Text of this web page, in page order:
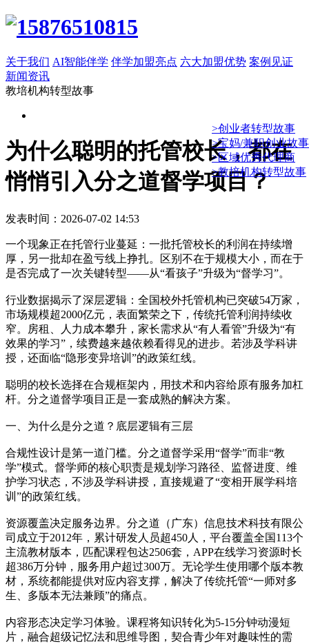
关于我们 AI智能伴学 伴学加盟亮点 六大加盟优势 案例见证
新闻资讯
教培机构转型故事
>创业者转型故事
>宝妈/兼职创业故事
>区域优秀代理商
>教培机构转型故事
为什么聪明的托管校长，都在
悄悄引入分之道督学项目？
发表时间：2026-07-02 14:53
一个现象正在托管行业蔓延：一批托管校长的利润在持续增
厚，另一批却在盈亏线上挣扎。区别不在于规模大小，而在于
是否完成了一次关键转型——从“看孩子”升级为“督学习”。
行业数据揭示了深层逻辑：全国校外托管机构已突破54万家，
市场规模超2000亿元，表面繁荣之下，传统托管利润持续收
窄。房租、人力成本攀升，家长需求从“有人看管”升级为“有
效果的学习”，续费越来越依赖看得见的进步。若涉及学科讲
授，还面临“隐形变异培训”的政策红线。
聪明的校长选择在合规框架内，用技术和内容给原有服务加杠
杆。分之道督学项目正是一套成熟的解决方案。
一、为什么是分之道？底层逻辑有三层
合规性设计是第一道门槛。分之道督学采用“督学”而非“教
学”模式。督学师的核心职责是规划学习路径、监督进度、维
护学习状态，不涉及学科讲授，直接规避了“变相开展学科培
训”的政策红线。
资源覆盖决定服务边界。分之道（广东）信息技术科技有限公
司成立于2012年，累计研发人员超450人，平台覆盖全国113个
主流教材版本，匹配课程包达2506套，APP在线学习资源时长
超386万分钟，服务用户超过300万。无论学生使用哪个版本教
材，系统都能提供对应内容支撑，解决了传统托管“一师对多
生、多版本无法兼顾”的痛点。
内容形态决定学习体验。课程将知识转化为5-15分钟动漫短
片，融合超级记忆法和思维导图，契合青少年对趣味性的需